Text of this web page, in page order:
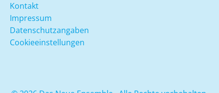
Kontakt
Impressum
Datenschutzangaben
Cookieeinstellungen